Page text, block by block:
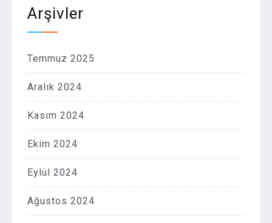
Arşivler
Temmuz 2025
Aralık 2024
Kasım 2024
Ekim 2024
Eylül 2024
Ağustos 2024